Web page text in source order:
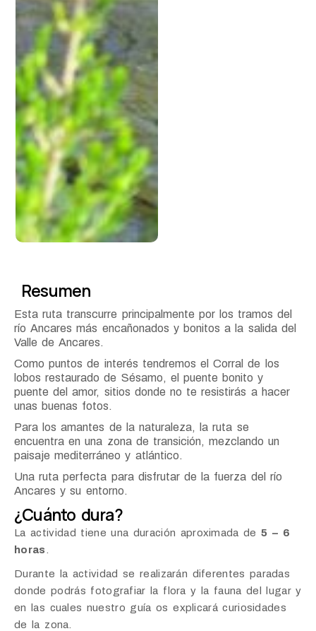
Resumen
Esta ruta transcurre principalmente por los tramos del
río Ancares más encañonados y bonitos a la salida del
Valle de Ancares.
Como puntos de interés tendremos el Corral de los
lobos restaurado de Sésamo, el puente bonito y
puente del amor, sitios donde no te resistirás a hacer
unas buenas fotos.
Para los amantes de la naturaleza, la ruta se
encuentra en una zona de transición, mezclando un
paisaje mediterráneo y atlántico.
Una ruta perfecta para disfrutar de la fuerza del río
Ancares y su entorno.
¿Cuánto dura?
La actividad tiene una duración aproximada de5 – 6
horas
Durante la actividad se realizarán diferentes paradas
donde podrás fotografiar la flora y la fauna del lugar y
en las cuales nuestro guía os explicará curiosidades
de la zona.